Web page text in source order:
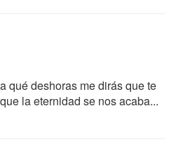
qué deshoras me dirás que te
la eternidad se nos acaba...